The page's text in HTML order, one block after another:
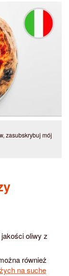
zasubskrybuj mój
oliwy z
również
na suche